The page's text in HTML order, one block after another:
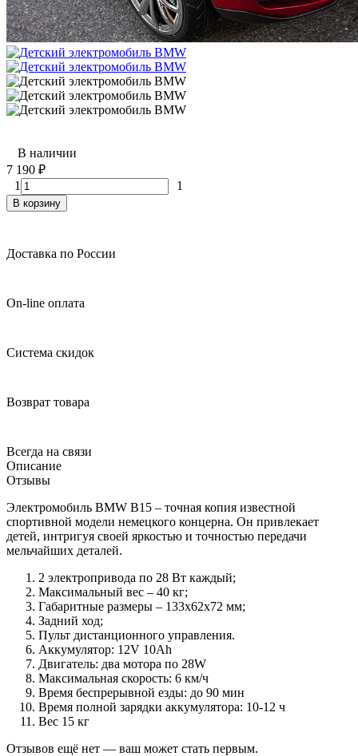
В наличии
7 190 ₽
1
1
В корзину
Доставка по России
On-line оплата
Система скидок
Возврат товара
Всегда на связи
Описание
Отзывы
Электромобиль BMW B15 – точная копия известной
спортивной модели немецкого концерна. Он привлекает
детей, интригуя своей яркостью и точностью передачи
мельчайших деталей.
2 электропривода по 28 Вт каждый;
Максимальный вес – 40 кг;
Габаритные размеры – 133х62х72 мм;
Задний ход;
Пульт дистанционного управления.
Аккумулятор: 12V 10Ah
Двигатель: два мотора по 28W
Максимальная скорость: 6 км/ч
Время беспрерывной езды: до 90 мин
Время полной зарядки аккумулятора: 10-12 ч
Вес 15 кг
Отзывов ещё нет — ваш может стать первым.